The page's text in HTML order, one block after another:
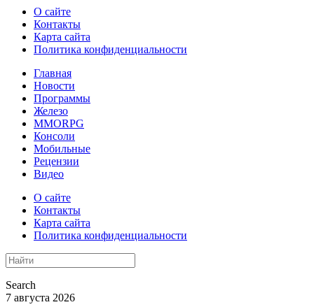
О сайте
Контакты
Карта сайта
Политика конфиденциальности
Главная
Новости
Программы
Железо
MMORPG
Консоли
Мобильные
Рецензии
Видео
О сайте
Контакты
Карта сайта
Политика конфиденциальности
Search
7 августа 2026